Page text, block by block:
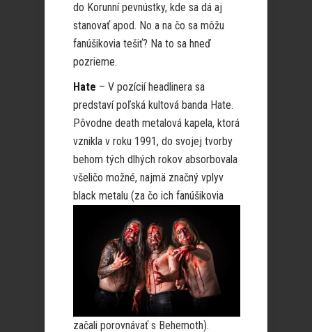
do Korunní pevnústky, kde sa dá aj
stanovať apod. No a na čo sa môžu
fanúšikovia tešiť? Na to sa hneď
pozrieme.
Hate – V pozícií headlinera sa
predstaví poľská kultová banda Hate.
Pôvodne death metalová kapela, ktorá
vznikla v roku 1991, do svojej tvorby
behom tých dlhých rokov absorbovala
všeličo možné, najmä značný vplyv
black metalu (za čo ich fanúšikovia
začali porovnávať s Behemoth).